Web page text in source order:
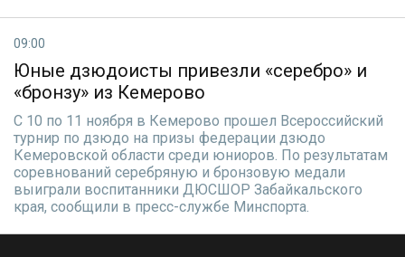
09:00
Юные дзюдоисты привезли «серебро» и
«бронзу» из Кемерово
С 10 по 11 ноября в Кемерово прошел Всероссийский
турнир по дзюдо на призы федерации дзюдо
Кемеровской области среди юниоров. По результатам
соревнований серебряную и бронзовую медали
выиграли воспитанники ДЮСШОР Забайкальского
края, сообщили в пресс-службе Минспорта.